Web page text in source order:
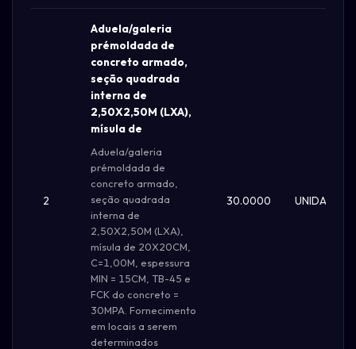
2
Aduela/galeria
prémoldada de
concreto armado,
seção quadrada
interna de
2,50X2,50M (LXA),
mísula de
Aduela/galeria
prémoldada de
concreto armado,
seção quadrada
interna de
2,50X2,50M (LXA),
mísula de 20X20CM,
C=1,00M, espessura
MIN = 15CM, TB-45 e
FCK do concreto =
30MPA. Fornecimento
em locais a serem
determinados
30.0000 UNIDADE